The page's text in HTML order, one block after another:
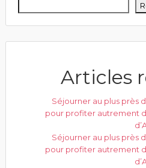
Articles
Séjourner au plus près
pour profiter autrement
Séjourner au plus près
pour profiter autrement